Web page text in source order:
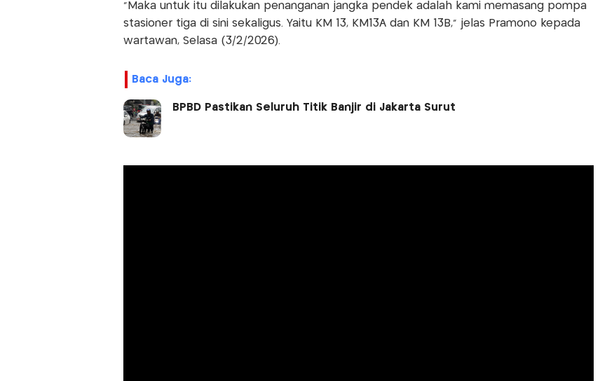
"Maka untuk itu dilakukan penanganan jangka pendek adalah kami memasang pompa
stasioner tiga di sini sekaligus. Yaitu KM 13, KM13A dan KM 13B," jelas Pramono kepada
wartawan, Selasa (3/2/2026).
Baca Juga:
BPBD Pastikan Seluruh Titik Banjir di Jakarta Surut